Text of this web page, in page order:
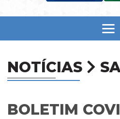
NOTÍCIAS
BOLETIM